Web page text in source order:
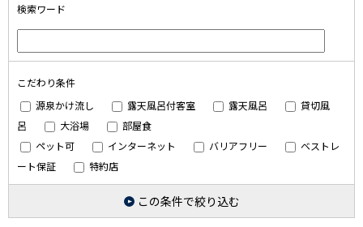
検索ワード
こだわり条件
源泉かけ流し
露天風呂付客室 露天風呂
貸切風
呂
大浴場
部屋食
ペット可
インターネット バリアフリー
ベストレ
ート保証
特約店
この条件で絞り込む